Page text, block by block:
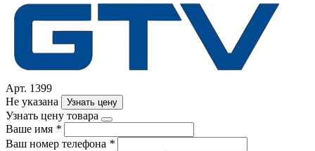
Арт. 1399
Не указана
Узнать цену
Узнать цену товара
Ваше имя *
Ваш номер телефона *